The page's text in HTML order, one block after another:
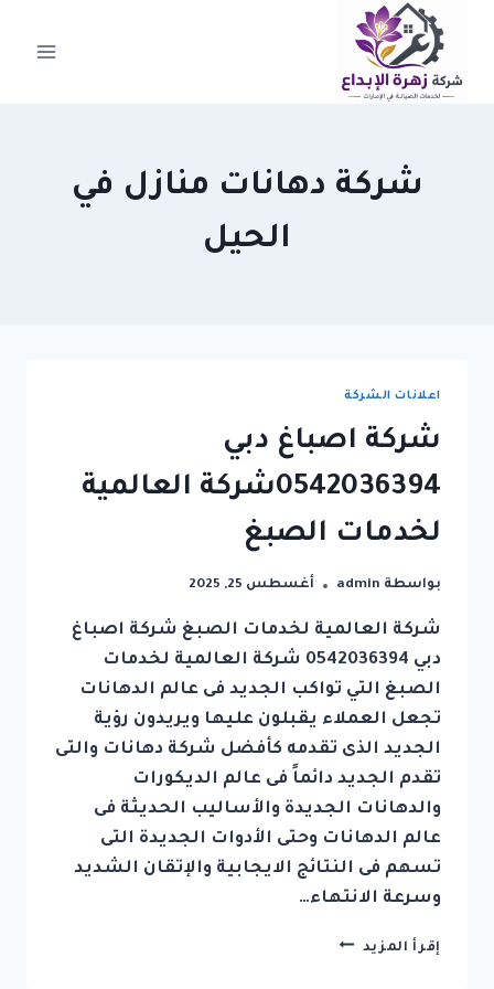
التجاوز
المحتوى
شركة دهانات منازل في
الحيل
اعلانات الشركة
شركة اصباغ دبي
0542036394شركة العالمية
لخدمات الصبغ
بواسطة admin أغسطس 25, 2025
شركة العالمية لخدمات الصبغ شركة اصباغ
دبي 0542036394 شركة العالمية لخدمات
الصبغ التي تواكب الجديد فى عالم الدهانات
تجعل العملاء يقبلون عليها ويريدون رؤية
الجديد الذى تقدمه كأفضل شركة دهانات والتى
تقدم الجديد دائماً فى عالم الديكورات
والدهانات الجديدة والأساليب الحديثة فى
عالم الدهانات وحتى الأدوات الجديدة التى
تسهم فى النتائج الايجابية والإتقان الشديد
وسرعة الانتهاء…
إقرأ المزيد شركة